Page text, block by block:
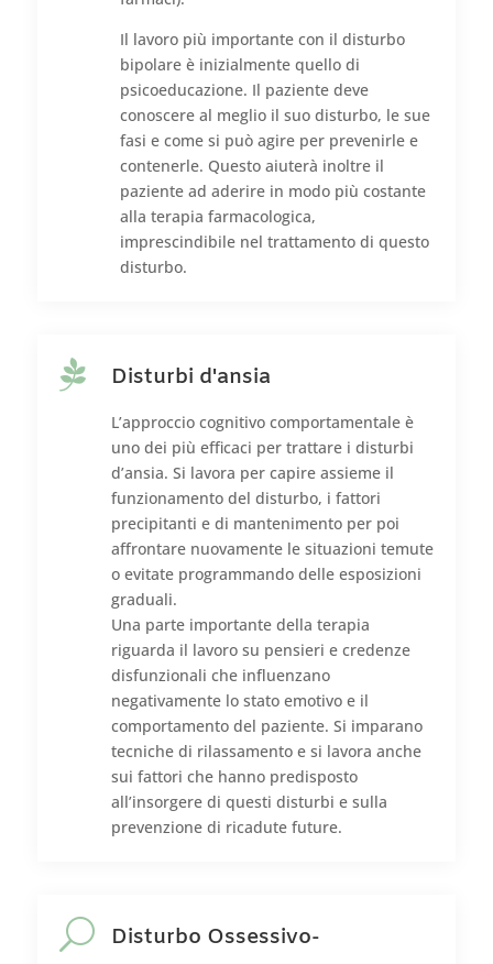
Il lavoro più importante con il disturbo
bipolare è inizialmente quello di
psicoeducazione. Il paziente deve
conoscere al meglio il suo disturbo, le sue
fasi e come si può agire per prevenirle e
contenerle. Questo aiuterà inoltre il
paziente ad aderire in modo più costante
alla terapia farmacologica,
imprescindibile nel trattamento di questo
disturbo.
 Disturbi d'ansia
L’approccio cognitivo comportamentale è
uno dei più efficaci per trattare i disturbi
d’ansia. Si lavora per capire assieme il
funzionamento del disturbo, i fattori
precipitanti e di mantenimento per poi
affrontare nuovamente le situazioni temute
o evitate programmando delle esposizioni
graduali.
Una parte importante della terapia
riguarda il lavoro su pensieri e credenze
disfunzionali che influenzano
negativamente lo stato emotivo e il
comportamento del paziente. Si imparano
tecniche di rilassamento e si lavora anche
sui fattori che hanno predisposto
all’insorgere di questi disturbi e sulla
prevenzione di ricadute future.
U
Disturbo Ossessivo-